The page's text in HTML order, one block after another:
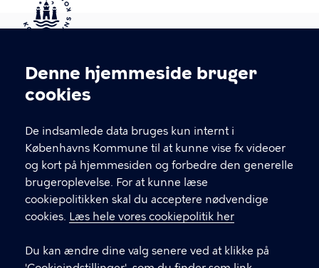
Cookieindstillinger
Denne hjemmeside bruger
cookies
De indsamlede data bruges kun internt i
Københavns Kommune til at kunne vise fx videoer
og kort på hjemmesiden og forbedre den generelle
brugeroplevelse. For at kunne læse
cookiepolitikken skal du acceptere nødvendige
cookies. Læs hele vores cookiepolitik her
Du kan ændre dine valg senere ved at klikke på
Kontakt Københavns Kommune
T
fFind andre kontakter her
CVR-nummer64942212
GENVEJE
Digital Post